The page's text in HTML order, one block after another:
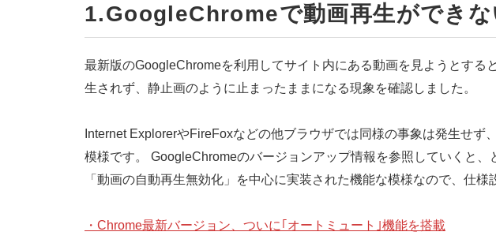
1.GoogleChromeで動画再生ができな
最新版のGoogleChromeを利用してサイト内にある動画を見ようとする
生されず、静止画のように止まったままになる現象を確認しました。
Internet ExplorerやFireFoxなどの他ブラウザでは同様の事象は発生せず
模様です。 GoogleChromeのバージョンアップ情報を参照していくと
「動画の自動再生無効化」を中心に実装された機能な模様なので、仕様
・Chrome最新バージョン、ついに｢オートミュート｣機能を搭載